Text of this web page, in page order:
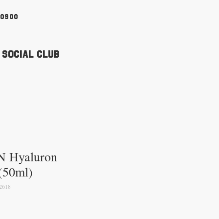
Social Club
Hyaluron